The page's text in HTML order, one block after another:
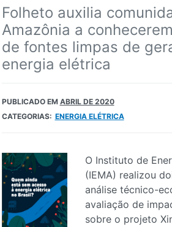
Folheto auxilia
Amazônia a
de fontes limpas de
energia elétrica
PUBLICADO EM ABRIL DE 2020
CATEGORIAS: ENERGIA ELÉTRICA
O Instituto de
(IEMA) realizou
análise técnico-
avaliação de
sobre o projeto